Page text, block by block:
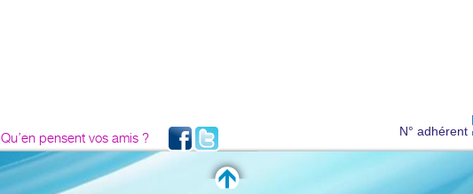
Qu’en pensent vos amis ? N° adhérent